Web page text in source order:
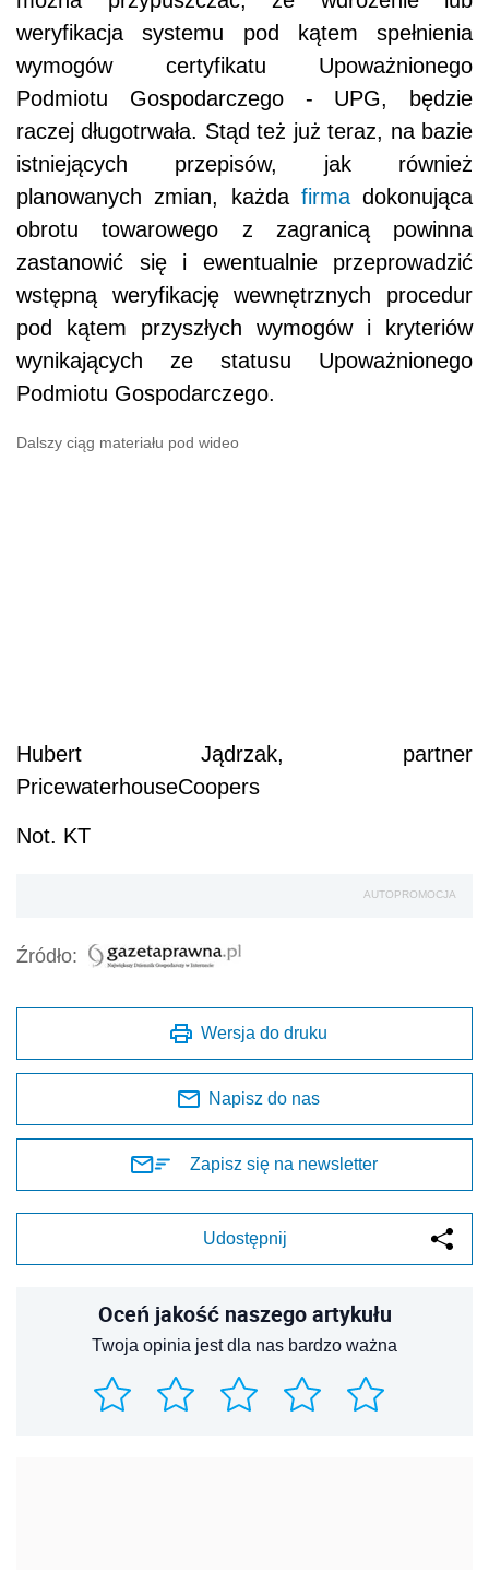
weryfikacja systemu pod kątem spełnienia
wymogów certyfikatu Upoważnionego
Podmiotu Gospodarczego - UPG, będzie
raczej długotrwała. Stąd też już teraz, na bazie
istniejących przepisów, jak również
planowanych zmian, każda firmadokonująca
obrotu towarowego z zagranicą powinna
zastanowić się i ewentualnie przeprowadzić
wstępną weryfikację wewnętrznych procedur
pod kątem przyszłych wymogów i kryteriów
wynikających ze statusu Upoważnionego
Podmiotu Gospodarczego.
Dalszy ciąg materiału pod wideo
Hubert Jądrzak, partner
PricewaterhouseCoopers
Not. KT
AUTOPROMOCJA
Źródło:
Wersja do druku
Napisz do nas
Zapisz się na newsletter
Udostępnij
Oceń jakość naszego artykułu
Twoja opinia jest dla nas bardzo ważna